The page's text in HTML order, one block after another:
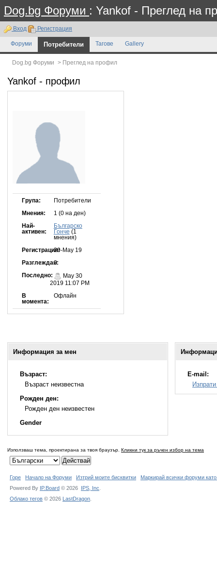
Dog.bg Форуми : Yankof - Преглед на
Вход Регистрация
Форуми Потребители Тагове Gallery
Dog.bg Форуми > Преглед на профил
Yankof - профил
Група: Потребители
Мнения: 1 (0 на ден)
Най-
активен:
Българско
Гонче (1
мнения)
Регистрация:29-May 19
Разглеждан:
0
Последно:
May 30
2019 11:07 PM
В
момента:
Офлайн
Информация за мен
Възраст:
Възраст неизвестна
Рожден ден:
Рожден ден неизвестен
Gender
E-mail:
Използваш тема, проектирана за твоя браузър. Кликни тук за ръчен избор на тема
Горе Начало на Форуми Изтрий моите бисквитки
Маркирай всички форуми
Powered By IP.Board © 2026 IPS, Inc
Облако тегов © 2026 LastDragon